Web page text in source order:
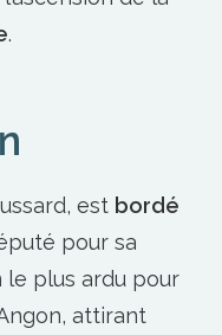
.
est bordé
pour sa
le plus ardu pour
, attirant